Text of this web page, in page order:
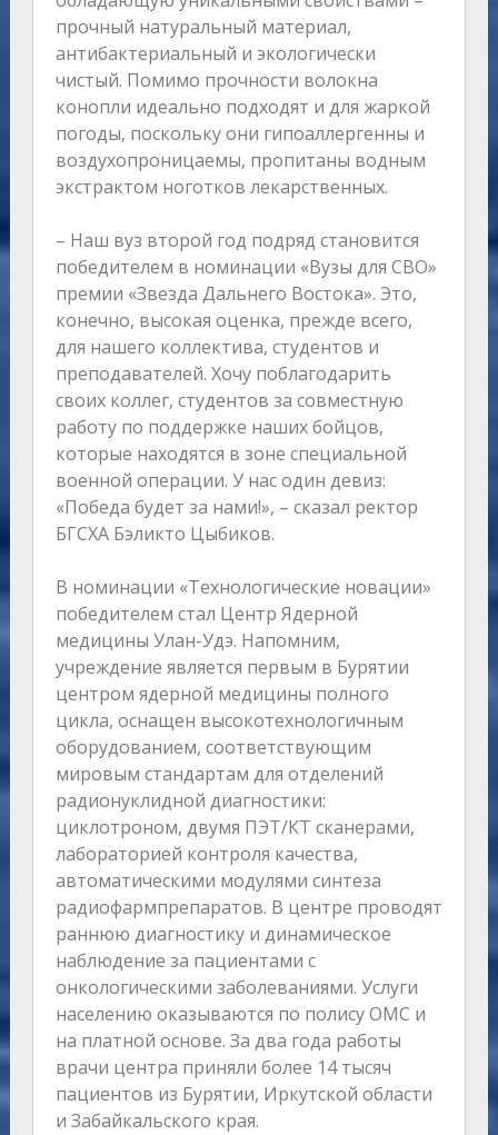
прочный натуральный материал,
антибактериальный и экологически
чистый. Помимо прочности волокна
конопли идеально подходят и для жаркой
погоды, поскольку они гипоаллергенны и
воздухопроницаемы, пропитаны водным
экстрактом ноготков лекарственных.
– Наш вуз второй год подряд становится
победителем в номинации «Вузы для СВО»
премии «Звезда Дальнего Востока». Это,
конечно, высокая оценка, прежде всего,
для нашего коллектива, студентов и
преподавателей. Хочу поблагодарить
своих коллег, студентов за совместную
работу по поддержке наших бойцов,
которые находятся в зоне специальной
военной операции. У нас один девиз:
«Победа будет за нами!», – сказал ректор
БГСХА Бэликто Цыбиков.
В номинации «Технологические новации»
победителем стал Центр Ядерной
медицины Улан-Удэ. Напомним,
учреждение является первым в Бурятии
центром ядерной медицины полного
цикла, оснащен высокотехнологичным
оборудованием, соответствующим
мировым стандартам для отделений
радионуклидной диагностики:
циклотроном, двумя ПЭТ/КТ сканерами,
лабораторией контроля качества,
автоматическими модулями синтеза
радиофармпрепаратов. В центре проводят
раннюю диагностику и динамическое
наблюдение за пациентами с
онкологическими заболеваниями. Услуги
населению оказываются по полису ОМС и
на платной основе. За два года работы
врачи центра приняли более 14 тысяч
пациентов из Бурятии, Иркутской области
и Забайкальского края.